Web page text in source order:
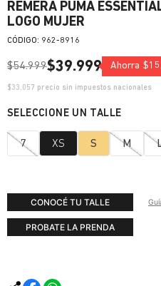
REMERA PUMA
LOGO MUJER
: 962-8916
$54.999$39.999 Ahorra $15.
$33.057 precio sin impuestos nacionales
7 XS S M
CONOCÉ TU TALLE
PROBATE LA PRENDA